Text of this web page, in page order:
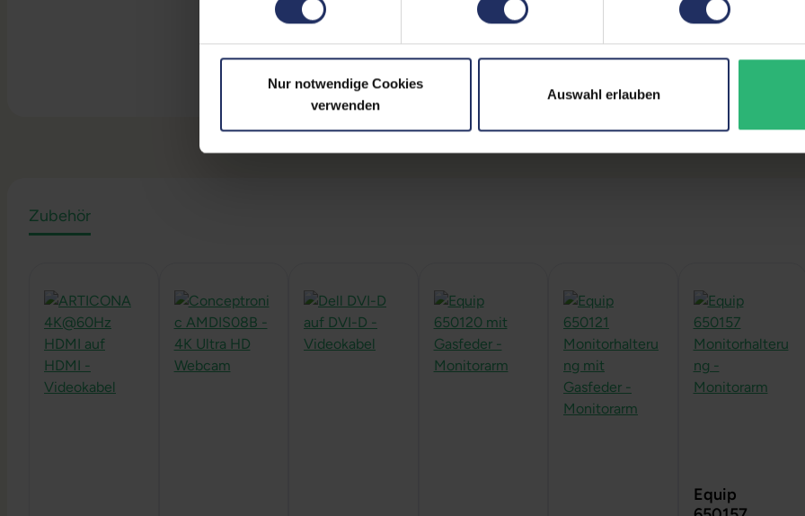
Nur notwendige Cookies
verwenden
Auswahl erlauben
Maße (LxBxH): 233 x
Gewicht: 6,1 kg
Zubehör
Equip